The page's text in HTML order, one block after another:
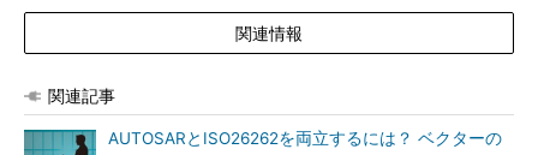
関連情報
関連記事
AUTOSARとISO26262を両立するには？ ベクターの